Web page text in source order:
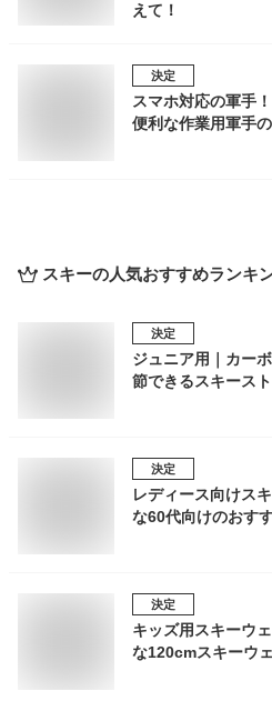
えて！
決定
スマホ対応の軍手
便利な作業用軍手
スキーの人気おすすめランキ
決定
ジュニア用｜カー
節できるスキース
決定
レディース向けス
な60代向けのおす
決定
キッズ用スキーウ
な120cmスキーウ